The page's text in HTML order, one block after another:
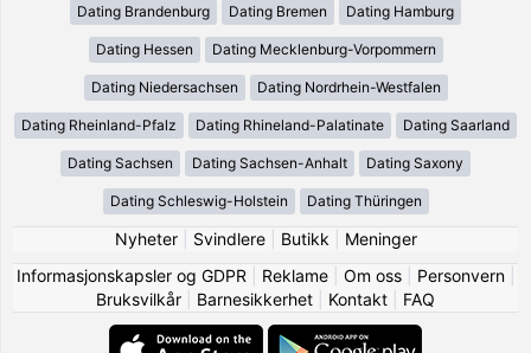
Dating Brandenburg Dating Bremen Dating Hamburg
Dating Hessen Dating Mecklenburg-Vorpommern
Dating Niedersachsen Dating Nordrhein-Westfalen
Dating Rheinland-Pfalz Dating Rhineland-Palatinate Dating Saarland
Dating Sachsen Dating Sachsen-Anhalt Dating Saxony
Dating Schleswig-Holstein Dating Thüringen
Nyheter| Svindlere| Butikk
Meninger
Informasjonskapsler og GDPR
Reklame| Om oss| Personvern|
Bruksvilkår
Barnesikkerhet Kontakt FAQ